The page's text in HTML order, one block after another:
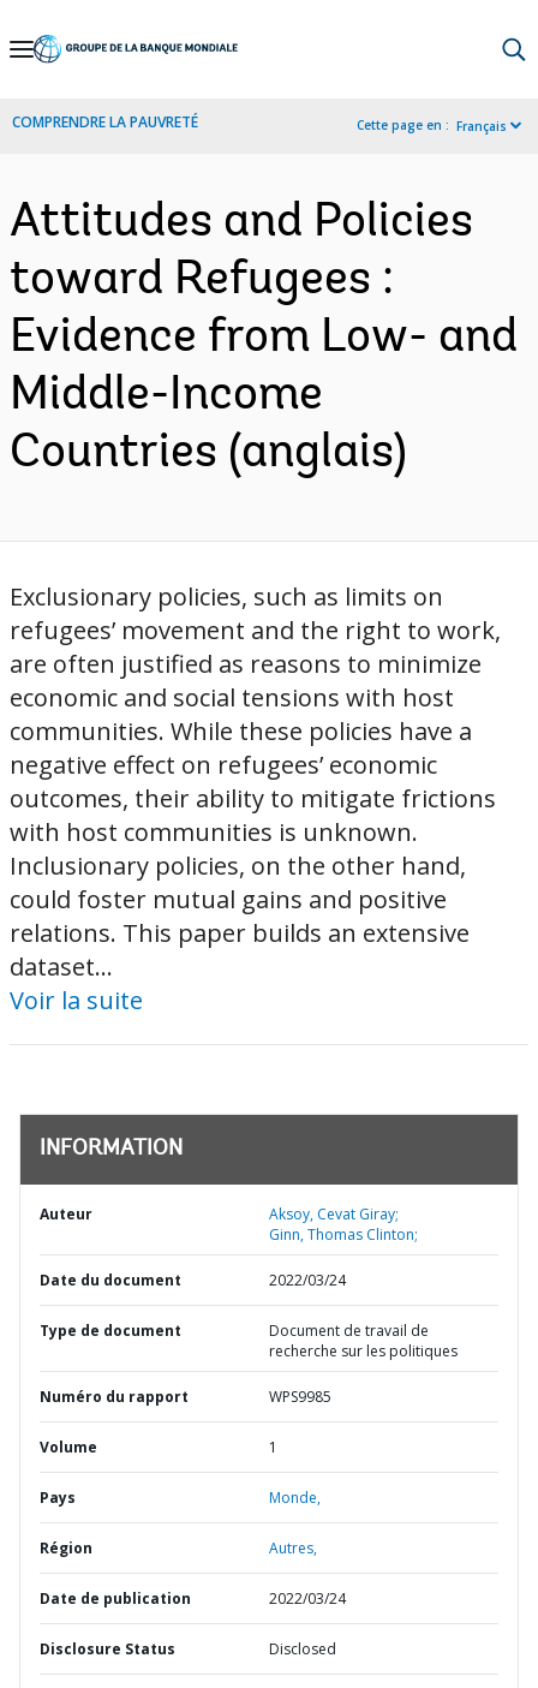
Skip
Navigation
COMPRENDRE LA PAUVRETÉ Cette page en : Français
Attitudes and Policies
toward Refugees :
Evidence from Low- and
Middle-Income
Countries (anglais)
Exclusionary policies, such as limits on
refugees’ movement and the right to work,
are often justified as reasons to minimize
economic and social tensions with host
communities. While these policies have a
negative effect on refugees’ economic
outcomes, their ability to mitigate frictions
with host communities is unknown.
Inclusionary policies, on the other hand,
could foster mutual gains and positive
relations. This paper builds an extensive
dataset...
Voir la suite
INFORMATION
Auteur
Aksoy, Cevat Giray;
Ginn, Thomas Clinton;
Date du document 2022/03/24
Type de document
Document de travail de
recherche sur les politiques
Numéro du rapport WPS9985
Volume 1
Pays Monde,
Région Autres,
Date de publication 2022/03/24
Disclosure Status Disclosed